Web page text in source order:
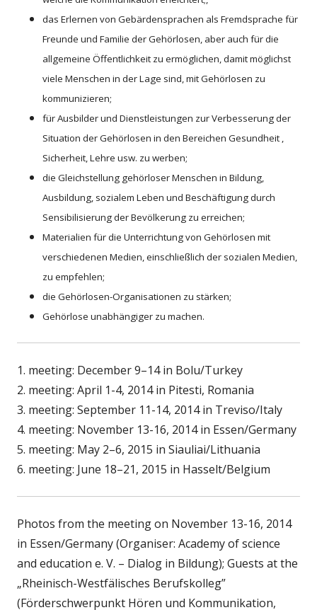
das Erlernen von Gebärdensprachen als Fremdsprache für
Freunde und Familie der Gehörlosen, aber auch für die
allgemeine Öffentlichkeit zu ermöglichen, damit möglichst
viele Menschen in der Lage sind, mit Gehörlosen zu
kommunizieren;
für Ausbilder und Dienstleistungen zur Verbesserung der
Situation der Gehörlosen in den Bereichen Gesundheit ,
Sicherheit, Lehre usw. zu werben;
die Gleichstellung gehörloser Menschen in Bildung,
Ausbildung, sozialem Leben und Beschäftigung durch
Sensibilisierung der Bevölkerung zu erreichen;
Materialien für die Unterrichtung von Gehörlosen mit
verschiedenen Medien, einschließlich der sozialen Medien,
zu empfehlen;
die Gehörlosen-Organisationen zu stärken;
Gehörlose unabhängiger zu machen.
1. meeting: December 9–14 in Bolu/Turkey
2. meeting: April 1-4, 2014 in Pitesti, Romania
3. meeting: September 11-14, 2014 in Treviso/Italy
4. meeting: November 13-16, 2014 in Essen/Germany
5. meeting: May 2–6, 2015 in Siauliai/Lithuania
6. meeting: June 18–21, 2015 in Hasselt/Belgium
Photos from the meeting on November 13-16, 2014
in Essen/Germany (Organiser: Academy of science
and education e. V. – Dialog in Bildung); Guests at the
„Rheinisch-Westfälisches Berufskolleg”
(Förderschwerpunkt Hören und Kommunikation,